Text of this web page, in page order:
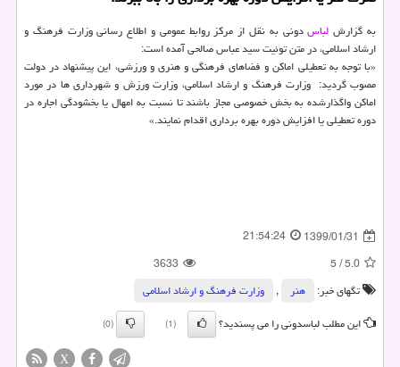
به گزارش لباسدونی به نقل از مركز روابط عمومی و اطلاع رسانی وزارت فرهنگ و
ارشاد اسلامی، در متن توئیت سید عباس صالحی آمده است:
«با توجه به تعطیلی اماكن و فضاهای فرهنگی و هنری و ورزشی، این پیشنهاد در دولت
مصوب گردید: ‏ وزارت فرهنگ و ارشاد اسلامی، وزارت ورزش و شهرداری ها در مورد
اماكن واگذارشده به بخش خصوصی مجاز باشند تا نسبت به امهال یا بخشودگی اجاره در
دوره تعطیلی یا افزایش دوره بهره برداری اقدام نمایند.»
1399/01/31
21:54:24
5.0
/
5
3633
تگهای خبر:
هنر ,
وزارت فرهنگ و ارشاد اسلامی
این مطلب لباسدونی را می پسندید؟
(1)
(0)
X